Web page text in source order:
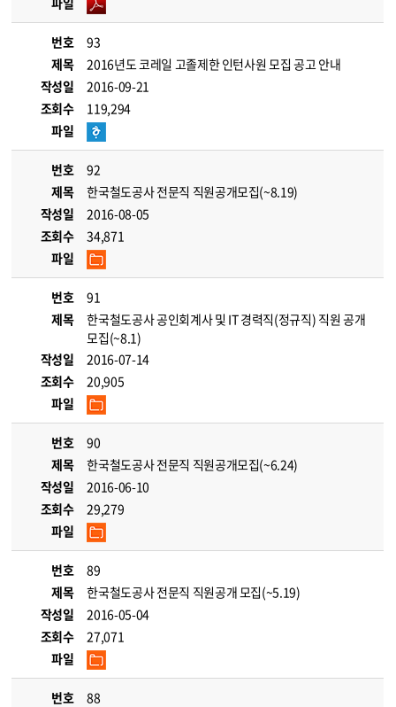
번호
93
제목
2016년도 코레일 고졸제한 인턴사원 모집 공고 안내
작성일
2016-09-21
조회수
119,294
파일
번호
92
제목
한국철도공사 전문직 직원공개모집(~8.19)
작성일
2016-08-05
조회수
34,871
파일
번호
91
제목
한국철도공사 공인회계사 및 IT 경력직(정규직) 직원 공개
모집(~8.1)
작성일
2016-07-14
조회수
20,905
파일
번호
90
제목
한국철도공사 전문직 직원공개모집(~6.24)
작성일
2016-06-10
조회수
29,279
파일
번호
89
제목
한국철도공사 전문직 직원공개 모집(~5.19)
작성일
2016-05-04
조회수
27,071
파일
번호
88